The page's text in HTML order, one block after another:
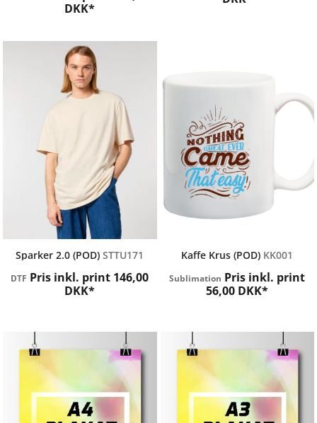
DKK*
STANLEY / STELLA
Sparker 2.0 (POD) STTU171
DTF Pris inkl. print 146,00
DKK*
ShirtDesign.dk
Kaffe Krus (POD) KK001
Sublimation Pris inkl. print
56,00 DKK*